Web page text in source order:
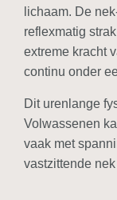
lichaam. De
reflexmatig
extreme kracht
continu onder
Dit urenlange
Volwassenen
vaak met
vastzittende